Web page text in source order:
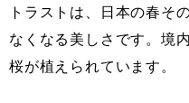
トラストは、日本の春そ
なくなる美しさです。境
桜が植えられています。